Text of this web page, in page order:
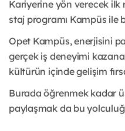
Kariyerine yön verecek ilk
staj programı Kampüs ile
Opet Kampüs, enerjisini
gerçek iş deneyimi
kültürün içinde gelişim
Burada öğrenmek kadar
paylaşmak da bu